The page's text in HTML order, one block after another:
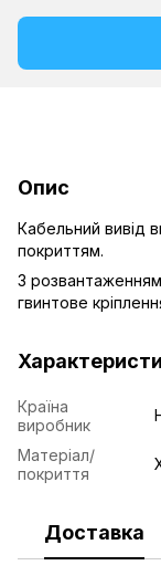
Опис
Кабельний вивід
покриттям.
З
гвинтове
Країна
виробник
Матеріал/
покриття
Доставка